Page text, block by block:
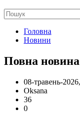
Головна
Новини
Повна новина
08-травень-
Oksana
36
0